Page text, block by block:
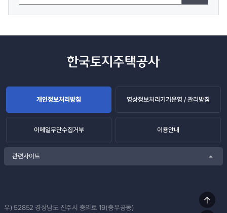
개인정보처리방침 영상정보처리기기운영 / 관리방침
이메일무단수집거부 이용안내
관련사이트
우) 52852 경상남도 진주시 충의로 19(충무공동)
상단